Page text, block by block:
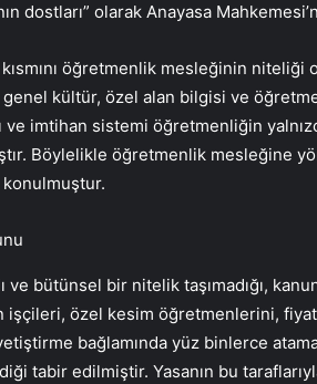
dostları” olarak Anayasa
öğretmenlik mesleğinin niteliği
kültür, özel alan bilgisi ve
ve imtihan sistemi öğretmenliğin
Böylelikle öğretmenlik mesleğine
konulmuştur.
ve bütünsel bir nitelik taşımadığı,
özel kesim öğretmenlerini,
bağlamında yüz binlerce
tabir edilmiştir. Yasanın bu